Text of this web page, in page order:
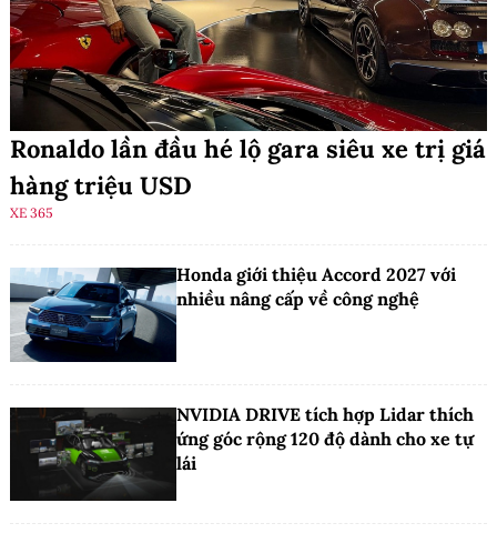
Ronaldo lần đầu hé lộ gara siêu xe trị giá
hàng triệu USD
XE 365
Honda giới thiệu Accord 2027 với
nhiều nâng cấp về công nghệ
NVIDIA DRIVE tích hợp Lidar thích
ứng góc rộng 120 độ dành cho xe tự
lái